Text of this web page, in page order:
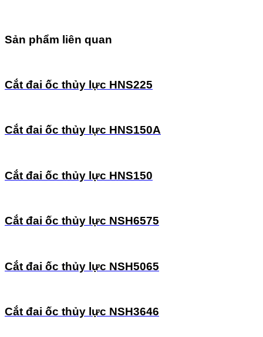
Sản phẩm liên quan
Cắt đai ốc thủy lực HNS225
Cắt đai ốc thủy lực HNS150A
Cắt đai ốc thủy lực HNS150
Cắt đai ốc thủy lực NSH6575
Cắt đai ốc thủy lực NSH5065
Cắt đai ốc thủy lực NSH3646